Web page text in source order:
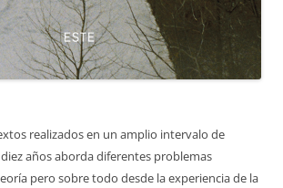
realizados en un amplio intervalo de
años aborda diferentes problemas
pero sobre todo desde la experiencia de la